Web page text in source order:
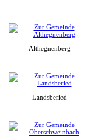
Althegnenberg
Landsberied